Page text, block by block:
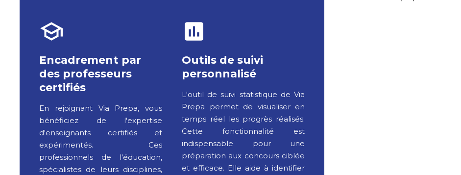
Encadrement par
des professeurs
certifiés
En rejoignant Via Prepa, vous
bénéficiez de l'expertise
d'enseignants certifiés et
expérimentés. Ces
professionnels de l'éducation,
spécialistes de leurs disciplines,
Outils de suivi
personnalisé
L'outil de suivi statistique de Via
Prepa permet de visualiser en
temps réel les progrès réalisés.
Cette fonctionnalité est
indispensable pour une
préparation aux concours ciblée
et efficace. Elle aide à identifier